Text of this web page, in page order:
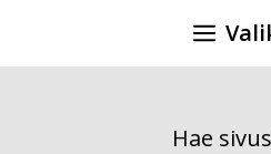
Hae